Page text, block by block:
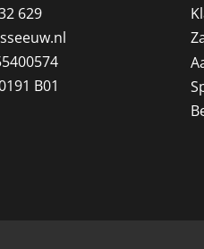
629
B01